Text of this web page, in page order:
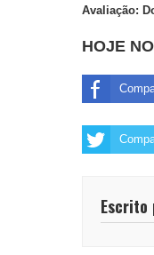
Avaliação:
HOJE
Escrito